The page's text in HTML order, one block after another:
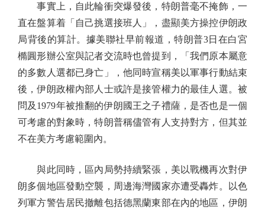
事實上，自此輪衝突爆發後，特朗普毫不掩飾，一
直在盤算着「自己挑選接班人」，盡顯美方操控伊朗政
局背後的算計。據美聯社早前報道，特朗普3日在白宮
橢圓形辦公室與記者交流時也曾提到，「我們原本屬意
的多數人選都已身亡」，他同時宣稱美以軍事行動結束
後，伊朗政權內部人士或許是接管權力的最佳人選。被
問及1979年被推翻的伊朗國王之子禮薩，是否也是一個
可考慮的對象時，特朗普稱儘管有人支持對方，但其並
不在美方考慮範圍內。
與此同時，區內局勢持續緊張，美以戰機再次對伊
朗多個地區發動空襲，周邊海灣國家亦遭受轟炸。以色
列軍方警告居民撤離包括德黑蘭東部在內的地區，伊朗